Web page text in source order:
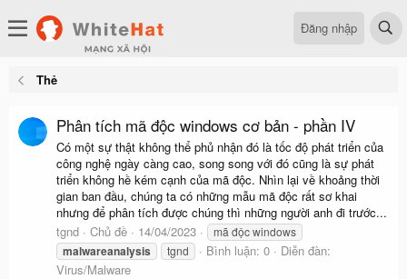
Đăng nhập
Thẻ
Phân tích mã độc windows cơ bản - phần IV
Có một sự thật không thể phủ nhận đó là tốc độ phát triển của
công nghệ ngày càng cao, song song với đó cũng là sự phát
triển không hề kém cạnh của mã độc. Nhìn lại về khoảng thời
gian ban đầu, chúng ta có những mẫu mã độc rất sơ khai
nhưng để phân tích được chúng thì những người anh đi trước...
tgnd
Chủ đề 14/04/2023 mã độc windows
malwareanalysis tgnd Bình luận: 0
Diễn đàn:
Virus/Malware